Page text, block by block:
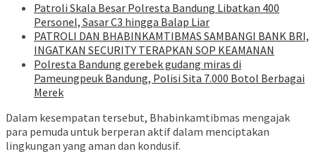
Patroli Skala Besar Polresta Bandung Libatkan 400
Personel, Sasar C3 hingga Balap Liar
‎PATROLI DAN BHABINKAMTIBMAS SAMBANGI BANK BRI,
INGATKAN SECURITY TERAPKAN SOP KEAMANAN
Polresta Bandung gerebek gudang miras di
Pameungpeuk Bandung, Polisi Sita 7.000 Botol Berbagai
Merek
Dalam kesempatan tersebut, Bhabinkamtibmas mengajak
para pemuda untuk berperan aktif dalam menciptakan
lingkungan yang aman dan kondusif.